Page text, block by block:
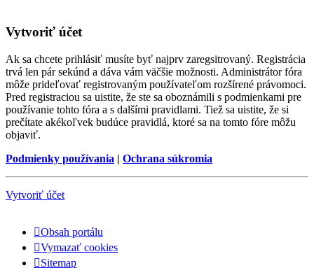
Vytvoriť účet
Ak sa chcete prihlásiť musíte byť najprv zaregsitrovaný. Registrácia
trvá len pár sekúnd a dáva vám väčšie možnosti. Administrátor fóra
môže prideľovať registrovaným používateľom rozšírené právomoci.
Pred registraciou sa uistite, že ste sa oboznámili s podmienkami pre
používanie tohto fóra a s dalšími pravidlami. Tiež sa uistite, že si
prečítate akékoľvek budúce pravidlá, ktoré sa na tomto fóre môžu
objaviť.
Podmienky používania | Ochrana súkromia
Vytvoriť účet
Obsah portálu
Vymazať cookies
Sitemap